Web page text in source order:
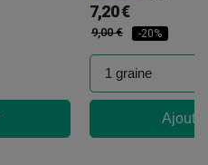
7,20 €
9,00 € -20%